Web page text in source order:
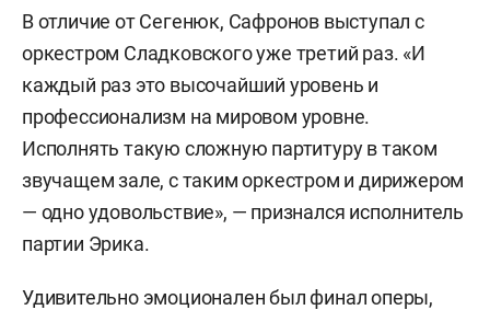
В отличие от Сегенюк, Сафронов выступал с
оркестром Сладковского уже третий раз. «И
каждый раз это высочайший уровень и
профессионализм на мировом уровне.
Исполнять такую сложную партитуру в таком
звучащем зале, с таким оркестром и дирижером
— одно удовольствие», — признался исполнитель
партии Эрика.
Удивительно эмоционален был финал оперы,